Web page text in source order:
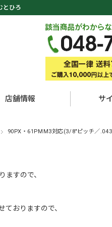
とひろ
店舗情報 サ
90PX・61PMM3対応(3/8"ピッチ／
ますので、
ておりますので、